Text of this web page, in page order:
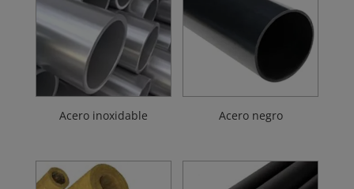
Acero inoxidable Acero negro